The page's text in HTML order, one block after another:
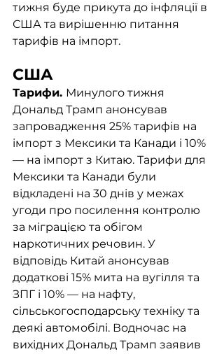
тижня буде прикута до інфляції в
США та вирішенню питання
тарифів на імпорт.
США
Тарифи. Минулого тижня
Дональд Трамп анонсував
запровадження 25% тарифів на
імпорт з Мексики та Канади і 10%
— на імпорт з Китаю. Тарифи для
Мексики та Канади були
відкладені на 30 днів у межах
угоди про посилення контролю
за міграцією та обігом
наркотичних речовин. У
відповідь Китай анонсував
додаткові 15% мита на вугілля та
ЗПГ і 10% — на нафту,
сільськогосподарську техніку та
деякі автомобілі. Водночас на
вихідних Дональд Трамп заявив